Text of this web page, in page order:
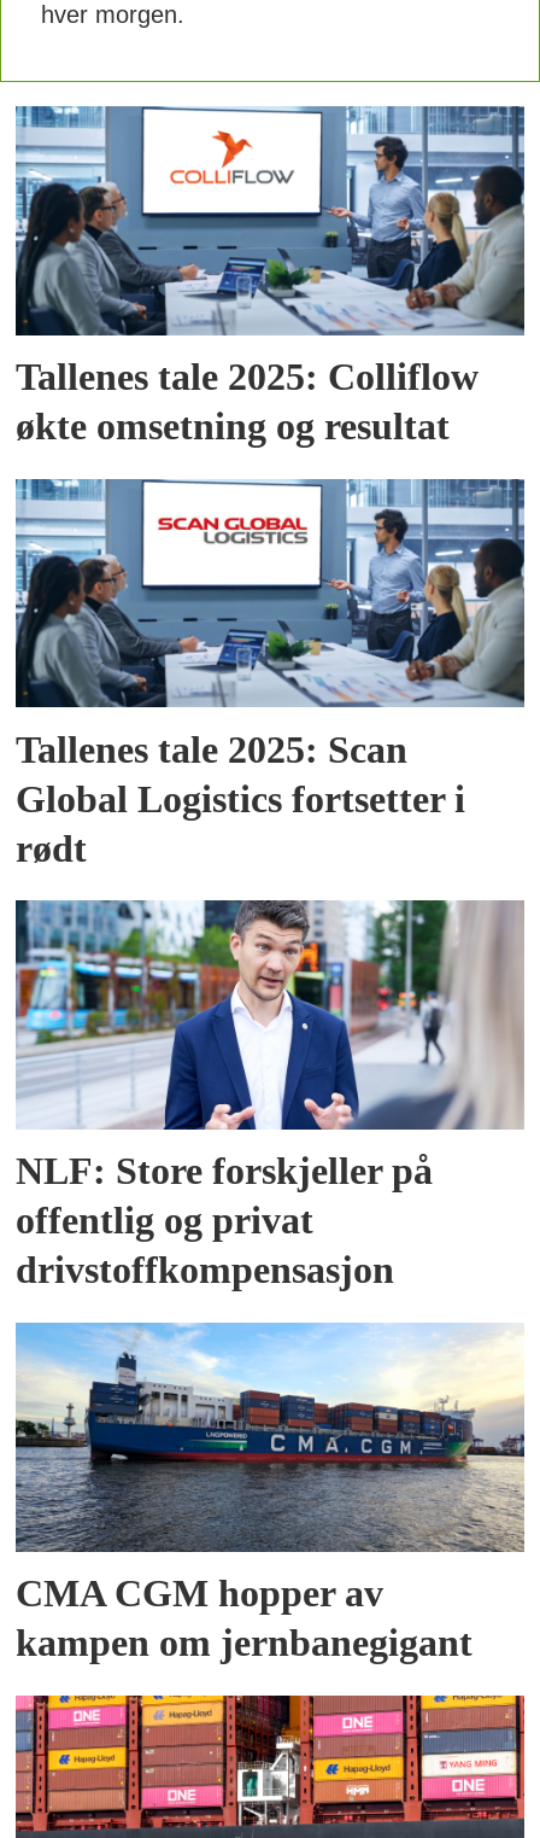
hver morgen.
Tallenes tale 2025: Colliflow
økte omsetning og resultat
Tallenes tale 2025: Scan
Global Logistics fortsetter i
rødt
NLF: Store forskjeller på
offentlig og privat
drivstoffkompensasjon
CMA CGM hopper av
kampen om jernbanegigant